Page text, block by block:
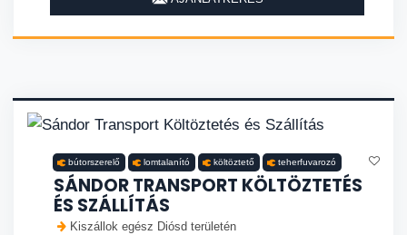
bútorszerelő lomtalanító költöztető teherfuvarozó
SÁNDOR TRANSPORT KÖLTÖZTETÉS
ÉS SZÁLLÍTÁS
Kiszállok egész Diósd területén